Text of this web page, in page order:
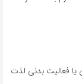
یا فعالیت بدنی لذت